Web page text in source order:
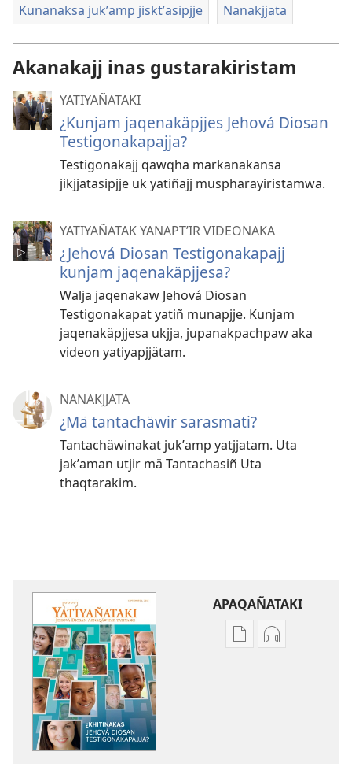
Kunanaksa jukʼamp jisktʼasipjje Nanakjjata
Akanakajj inas gustarakiristam
YATIYAÑATAKI
¿Kunjam jaqenakäpjjes Jehová Diosan
Testigonakapajja?
Testigonakajj qawqha markanakansa
jikjjatasipjje uk yatiñajj muspharayiristamwa.
YATIYAÑATAK YANAPTʼIR VIDEONAKA
¿Jehová Diosan Testigonakapajj
kunjam jaqenakäpjjesa?
Walja jaqenakaw Jehová Diosan
Testigonakapat yatiñ munapjje. Kunjam
jaqenakäpjjesa ukjja, jupanakpachpaw aka
videon yatiyapjjätam.
NANAKJJATA
¿Mä tantachäwir sarasmati?
Tantachäwinakat jukʼamp yatjjatam. Uta
jakʼaman utjir mä Tantachasiñ Uta
thaqtarakim.
APAQAÑATAKI
Aka Aka